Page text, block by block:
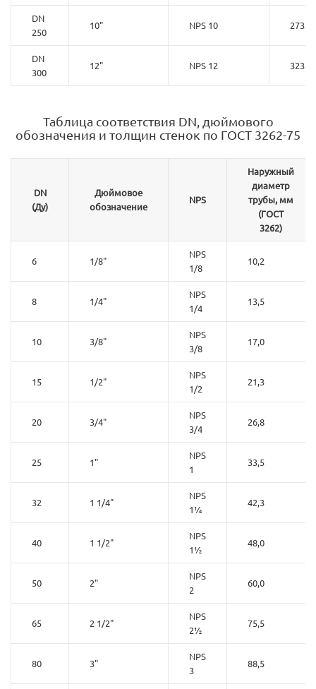
DN
250
10" NPS 10 273.0
DN
300
12" NPS 12 323.9
Таблица соответствия DN, дюймового
обозначения и толщин стенок по ГОСТ 3262-75
DN
(Ду)
Дюймовое
обозначение
NPS
Наружный
диаметр
трубы, мм
(ГОСТ
3262)
6 1/8"
NPS
1/8
10,2
8 1/4"
NPS
1/4
13,5
10 3/8"
NPS
3/8
17,0
15 1/2"
NPS
1/2
21,3
20 3/4"
NPS
3/4
26,8
25 1"
NPS
1
33,5
32 1 1/4"
NPS
1¼
42,3
40 1 1/2"
NPS
1½
48,0
50 2"
NPS
2
60,0
65 2 1/2"
NPS
2½
75,5
80 3"
NPS
3
88,5